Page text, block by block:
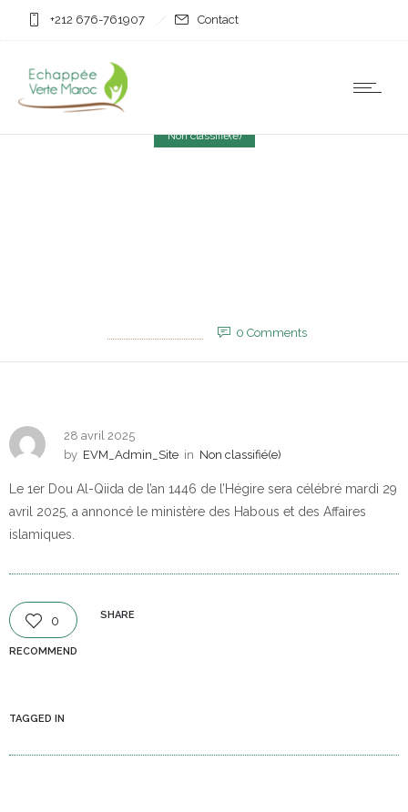
+212 676-761907 Contact
Non classifié(e)
0 Comments
28 avril 2025
by EVM_Admin_Site in Non classifié(e)
Le 1er Dou Al-Qiida de l’an 1446 de l’Hégire sera célébré mardi 29
avril 2025, a annoncé le ministère des Habous et des Affaires
islamiques.
0
RECOMMEND
SHARE
TAGGED IN